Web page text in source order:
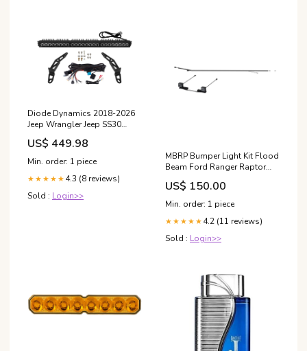
Diode Dynamics 2018-2026
Jeep Wrangler Jeep SS30
Bumper LED Kit Pro White
Driving ABL 6000K Engine
Components>Hardware Kits
US$ 449.98
Min. order: 1 piece
★★★★★ 4.3 (8 reviews)
Sold : Login>>
MBRP Bumper Light Kit Flood
Beam Ford Ranger Raptor
24-26 Upfitter Switch Models
Only Jumper Cables
US$ 150.00
Min. order: 1 piece
★★★★★ 4.2 (11 reviews)
Sold : Login>>